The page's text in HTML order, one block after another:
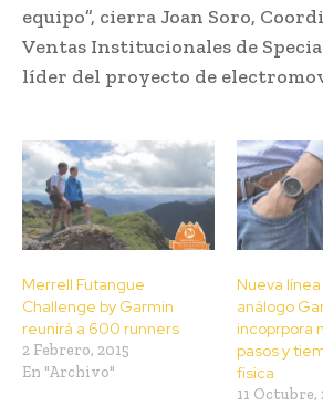
equipo”, cierra Joan Soro,
Ventas Institucionales de
líder del proyecto de
Merrell Futangue
Challenge by Garmin
reunirá a 600 runners
2 Febrero, 2015
En "Archivo"
Nueva
análogo
incoprpora
pasos y
fisica
11 Octubre,